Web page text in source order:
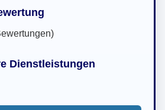
Dienstleistungen